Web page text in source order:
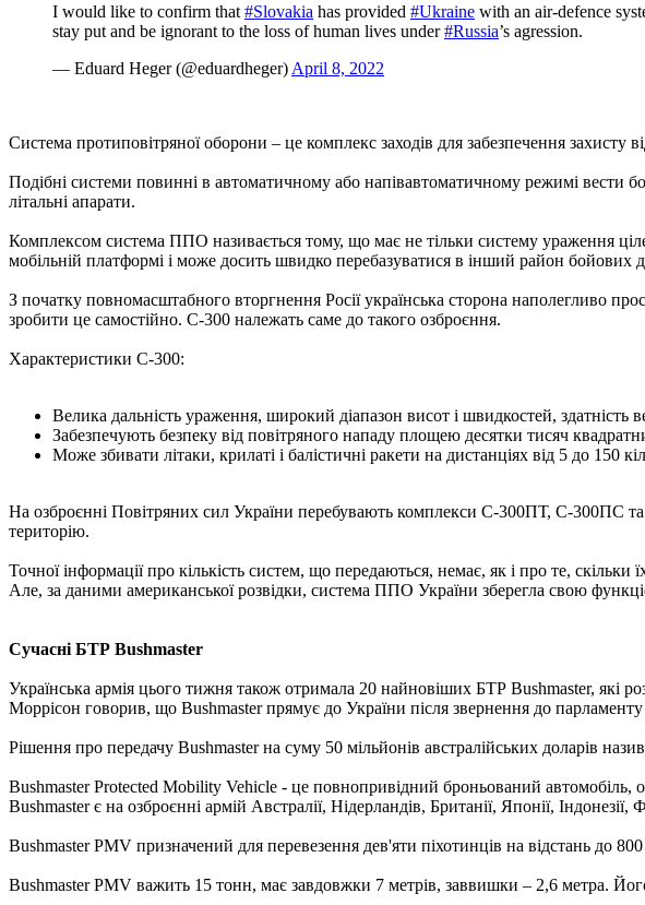
I would like to confirm that #Slovakia has provided #Ukraine with an air-defence
stay put and be ignorant to the loss of human lives under#Russia’s agression.
— Eduard Heger (@eduardheger) April 8, 2022
Система протиповітряної оборони – це комплекс заходів для забезпечення захисту
Подібні системи повинні в автоматичному або напівавтоматичному режимі вести
літальні апарати.
Комплексом система ППО називається тому, що має не тільки систему ураження
мобільній платформі і може досить швидко перебазуватися в інший район бойових
З початку повномасштабного вторгнення Росії українська сторона наполегливо
зробити це самостійно. С-300 належать саме до такого озброєння.
Характеристики С-300:
Велика дальність ураження, широкий діапазон висот і швидкостей, здатність
Забезпечують безпеку від повітряного нападу площею десятки тисяч
Може збивати літаки, крилаті і балістичні ракети на дистанціях від 5 до 150
На озброєнні Повітряних сил України перебувають комплекси С-300ПТ, С-300ПС
територію.
Точної інформації про кількість систем, що передаються, немає, як і про те,
Але, за даними американської розвідки, система ППО України зберегла свою
Сучасні БТР Bushmaster
Українська армія цього тижня також отримала 20 найновіших БТР Bushmaster, які
Моррісон говорив, що Bushmaster прямує до України після звернення до
Рішення про передачу Bushmaster на суму 50 мільйонів австралійських доларів
Bushmaster Protected Mobility Vehicle - це повнопривідний броньований автомобіль,
Bushmaster є на озброєнні армій Австралії, Нідерландів, Британії, Японії, Індонезії,
Bushmaster PMV призначений для перевезення дев'яти піхотинців на відстань до
Bushmaster PMV важить 15 тонн, має завдовжки 7 метрів, заввишки – 2,6 метра.